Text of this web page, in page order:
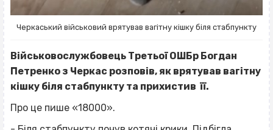
Черкаський військовий врятував вагітну кішку біля стабпункту
Військовослужбовець Третьої ОШБр Богдан
Петренко з Черкас розповів, як врятував вагітну
кішку біля стабпункту та прихистив її.
Про це пише «18000».